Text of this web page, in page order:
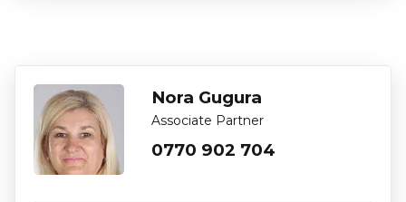
Nora Gugura
Associate Partner
0770 902 704